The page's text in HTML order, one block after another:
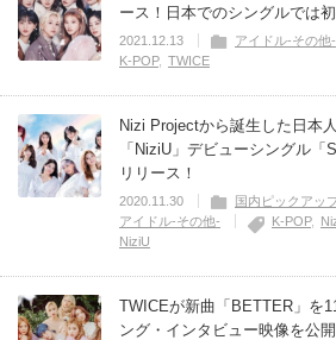
ース！日本でのシングルでは
2021.12.13 アイドル-その他-
K-POP
TWICE
Nizi Projectから誕生した日本
「NiziU」デビューシングル「
リリース！
2020.11.30 国内ピックアッ
アイドル-その他-
K-POP
NiziU
TWICEが新曲「BETTER」を
ング・インタビュー映像を公開